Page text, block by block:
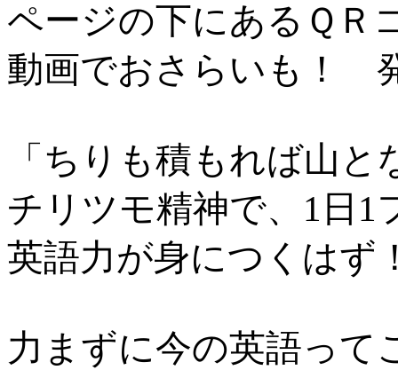
ページの下にあるＱＲ
動画でおさらいも！
「ちりも積もれば山と
チリツモ精神で、1日1
英語力が身につくはず
力まずに今の英語って